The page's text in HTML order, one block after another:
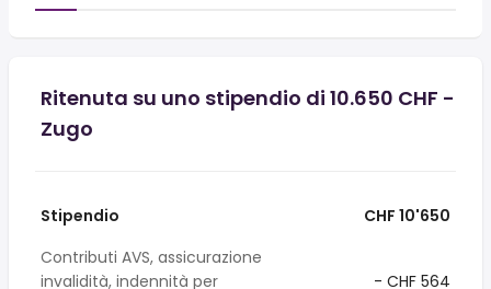
Ritenuta su uno stipendio di 10.650 CHF -
Zugo
Stipendio
CHF 10'650
Contributi AVS, assicurazione
invalidità, indennità per
- CHF 564